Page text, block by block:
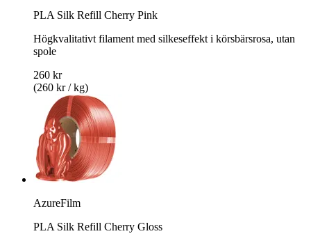
PLA Silk Refill Cherry Pink
Högkvalitativt filament med silkeseffekt i körsbärsrosa, utan
spole
260 kr
(260 kr / kg)
AzureFilm
PLA Silk Refill Cherry Gloss